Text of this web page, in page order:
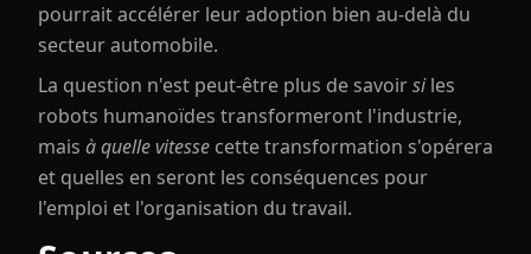
pourrait accélérer leur adoption bien au-delà du
secteur automobile.
La question n'est peut-être plus de savoirsiles
robots humanoïdes transformeront l'industrie,
mais à quelle vitesse cette transformation s'opérera
et quelles en seront les conséquences pour
l'emploi et l'organisation du travail.